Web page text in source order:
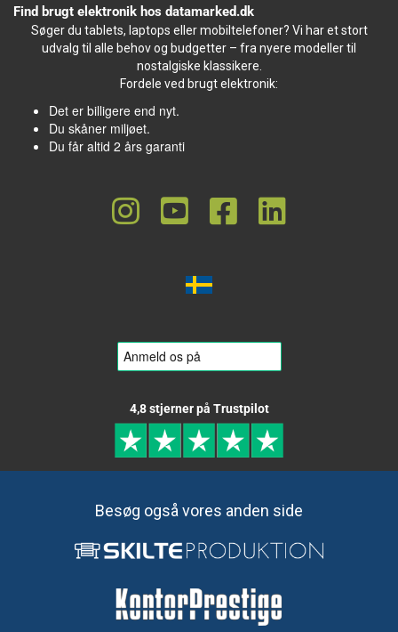
Find brugt elektronik hos datamarked.dk
Søger du tablets, laptops eller mobiltelefoner? Vi har et stort
udvalg til alle behov og budgetter – fra nyere modeller til
nostalgiske klassikere.
Fordele ved brugt elektronik:
Det er billigere end nyt.
Du skåner miljøet.
Du får altid 2 års garanti
4,8 stjerner på Trustpilot
Besøg også vores anden side